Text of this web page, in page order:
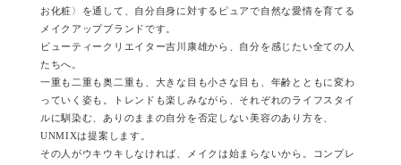
お化粧〉を通して、自分自身に対するピュアで自然な愛情を育てる
メイクアップブランドです。
ビューティークリエイター吉川康雄から、自分を感じたい全ての人
たちへ。
一重も二重も奥二重も、大きな目も小さな目も、年齢とともに変わ
っていく姿も。トレンドも楽しみながら、それぞれのライフスタイ
ルに馴染む、ありのままの自分を否定しない美容のあり方を、
UNMIXは提案します。
その人がウキウキしなければ、メイクは始まらないから。コンプレ